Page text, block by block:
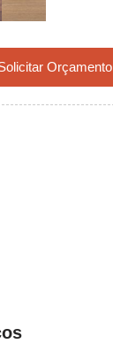
Orçamento